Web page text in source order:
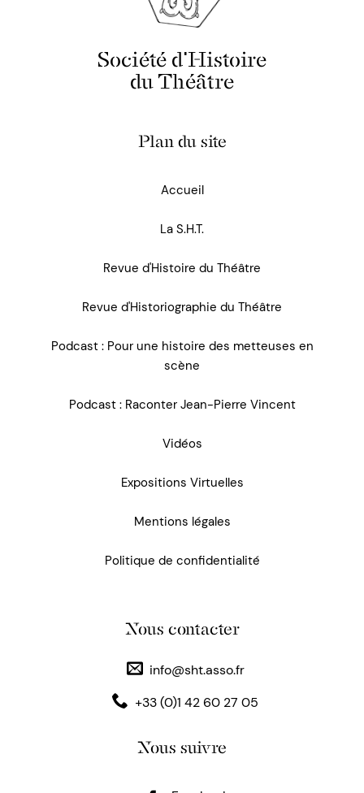
Société d'Histoire
du Théâtre
Plan du site
Accueil
La S.H.T.
Revue d'Histoire du Théâtre
Revue d'Historiographie du Théâtre
Podcast : Pour une histoire des metteuses en
scène
Podcast : Raconter Jean-Pierre Vincent
Vidéos
Expositions Virtuelles
Mentions légales
Politique de confidentialité
Nous contacter
info@sht.asso.fr
+33 (0)1 42 60 27 05
Nous suivre